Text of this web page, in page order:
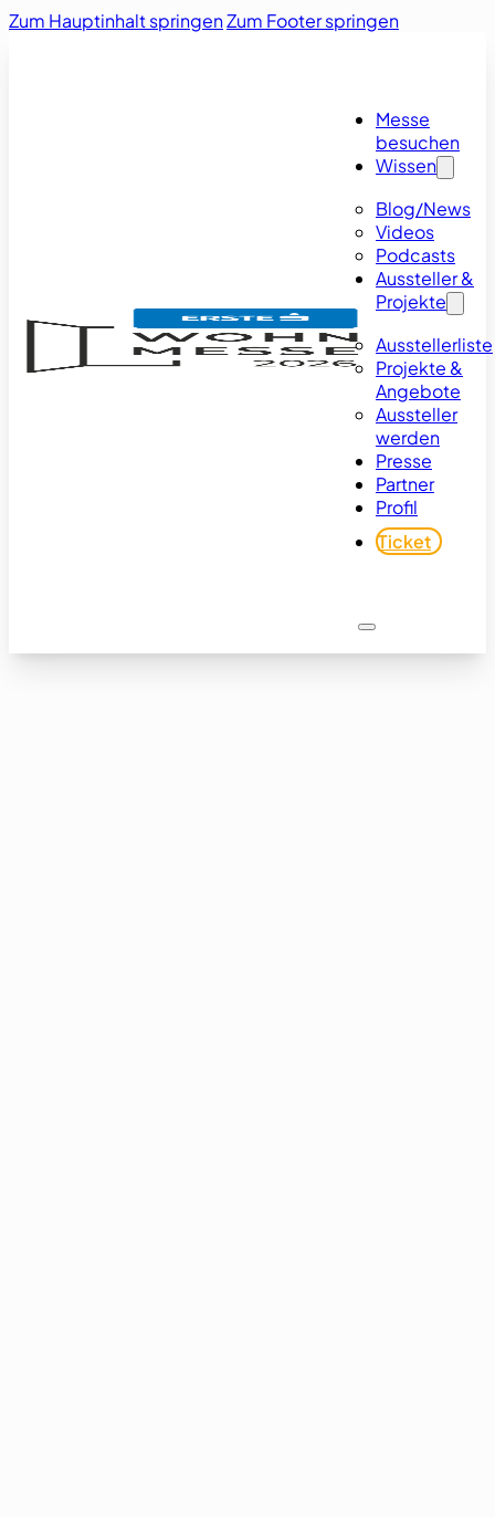
Zum Hauptinhalt springenZum Footer springen
Messe
besuchen
Wissen
Blog/News
Videos
Podcasts
Aussteller &
Projekte
Ausstellerliste
Projekte &
Angebote
Aussteller
werden
Presse
Partner
Profil
Ticket